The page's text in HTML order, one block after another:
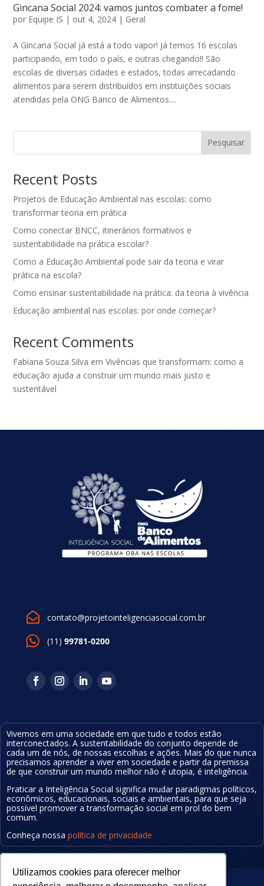
Utilizamos cookies para oferecer melhor
Gincana Social 2024: vamos juntos combater a fome!
por Equipe IS | out 4, 2024 | Geral
A Gincana Social já está a todo vapor! Já temos 16 escolas
participando, em todo o país, e outras chegando!! São
escolas de diversas cidades e estados, todas arrecadando
alimentos para serem distribuídos em instituições sociais
atendidas pela ONG Banco de Alimentos....
Pesquisar
Recent Posts
Projetos de Educação Ambiental nas escolas: como
transformar teoria em prática
Como conectar BNCC, itinerários formativos e
sustentabilidade na prática escolar?
Como a Educação Ambiental pode sair da teoria e virar
prática na escola?
Como ensinar sustentabilidade na prática: da teoria à vivência
Educação ambiental nas escolas: por onde começar?
Recent Comments
Fabiana Souza Silva emVivências que transformam: como a
educação ajuda a construir um mundo mais justo e
sustentável
 contato@projetointeligenciasocial.com.br
(11) 99781-0200
Vivemos em uma sociedade em que tudo e todos estão
interconectados. A sustentabilidade do conjunto depende de
cada um de nós, de nossas escolhas e ações. Mais do que nunca
precisamos aprender a viver em sociedade e partir da premissa
de que construir um mundo melhor não é utopia, é inteligência.
Praticar a Inteligência Social significa mudarparadigmas políticos,
econômicos, educacionais, sociais e ambientais, para que seja
possível promover a transformação social em prol do bem
comum.
Conheça nossa política de privacidade